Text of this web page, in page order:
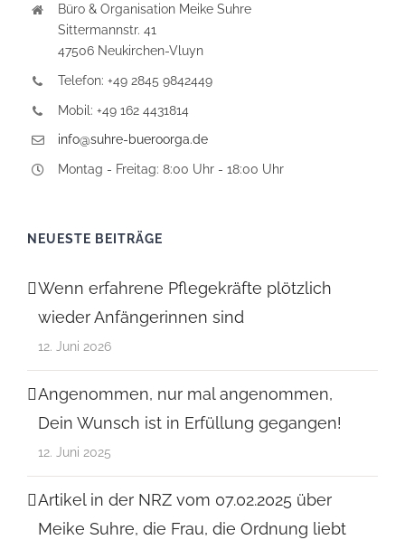
Büro & Organisation Meike Suhre
Sittermannstr. 41
47506 Neukirchen-Vluyn
Telefon: +49 2845 9842449
Mobil: +49 162 4431814
info@suhre-bueroorga.de
Montag - Freitag: 8:00 Uhr - 18:00 Uhr
NEUESTE BEITRÄGE
Wenn erfahrene Pflegekräfte plötzlich
wieder Anfängerinnen sind
12. Juni 2026
Angenommen, nur mal angenommen,
Dein Wunsch ist in Erfüllung gegangen!
12. Juni 2025
Artikel in der NRZ vom 07.02.2025 über
Meike Suhre, die Frau, die Ordnung liebt